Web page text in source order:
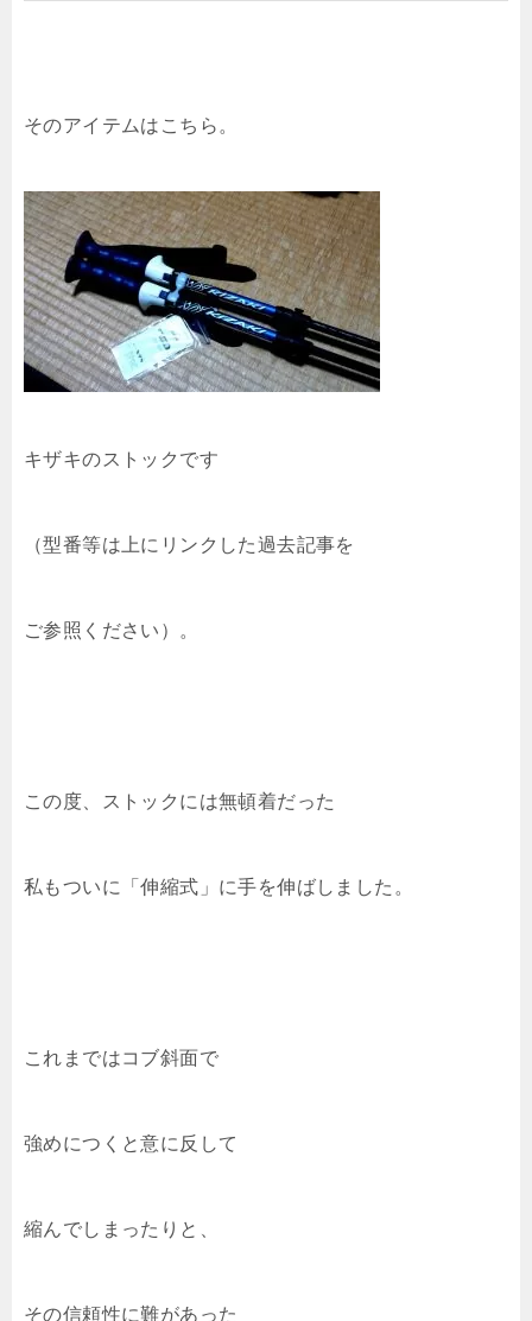
そのアイテムはこちら。
キザキのストックです
（型番等は上にリンクした過去記事を
ご参照ください）。
この度、ストックには無頓着だった
私もついに「伸縮式」に手を伸ばしました。
これまではコブ斜面で
強めにつくと意に反して
縮んでしまったりと、
その信頼性に難があった